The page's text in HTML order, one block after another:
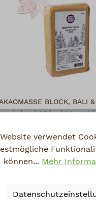
BLOCK, BALI
mild & fruchtig – gut
verwendet
können... Mehr